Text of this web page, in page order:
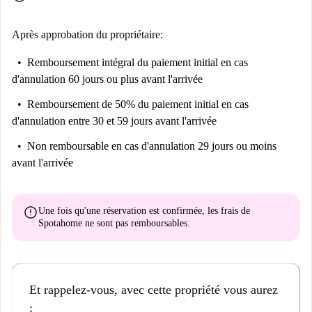
Après approbation du propriétaire:
Remboursement intégral du paiement initial en cas
d'annulation 60 jours ou plus avant l'arrivée
Remboursement de 50% du paiement initial en cas
d'annulation entre 30 et 59 jours avant l'arrivée
Non remboursable en cas d'annulation 29 jours ou moins
avant l'arrivée
errorUne fois qu'une réservation est confirmée, les frais de
Spotahome ne sont pas remboursables.
Et rappelez-vous, avec cette propriété vous aurez
: